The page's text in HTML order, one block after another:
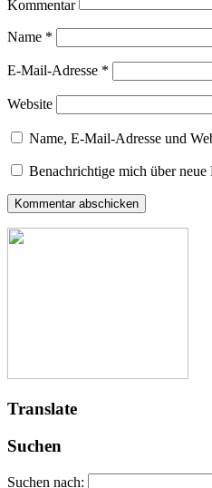
Kommentar
Name *
E-Mail-Adresse *
Website
Name, E-Mail-Adresse und
Benachrichtige mich über
Translate
Suchen
Suchen nach: